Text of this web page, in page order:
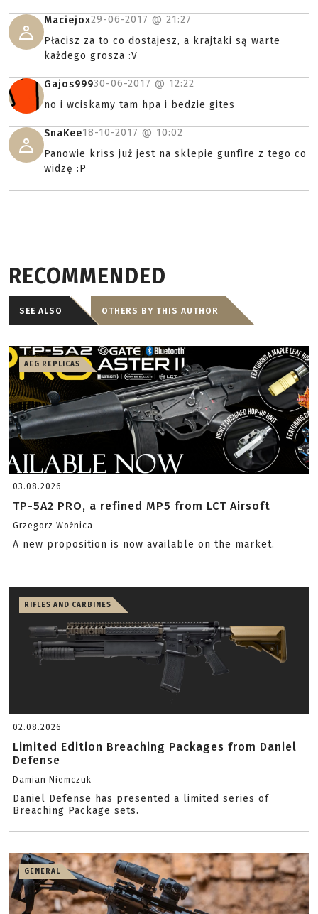
Maciejox29-06-2017 @ 21:27
Płacisz za to co dostajesz, a krajtaki są warte
każdego grosza :V
Gajos99930-06-2017 @ 12:22
no i wciskamy tam hpa i bedzie gites
SnaKee18-10-2017 @ 10:02
Panowie kriss już jest na sklepie gunfire z tego co
widzę :P
RECOMMENDED
SEE ALSO OTHERS BY THIS AUTHOR
AEG REPLICAS
03.08.2026
TP-5A2 PRO, a refined MP5 from LCT Airsoft
Grzegorz Woźnica
A new proposition is now available on the market.
RIFLES AND CARBINES
02.08.2026
Limited Edition Breaching Packages from Daniel
Defense
Damian Niemczuk
Daniel Defense has presented a limited series of
Breaching Package sets.
GENERAL